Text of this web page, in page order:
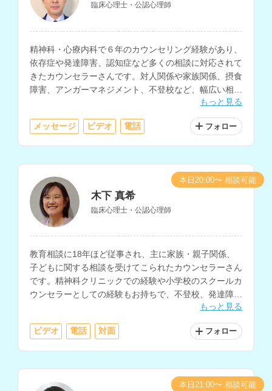
臨床心理士・公認心理師
精神科・心療内科で６年のカウンセリング経験があり、
依存症や発達障害、認知症など多くの相談に対応されて
きたカウンセラーさんです。対人関係や家族関係、摂食
障害、アンガーマネジメント、不登校など、幅広い相談
もっと見る
メッセージ ビデオ 電話 フォロー
木下 真希
臨床心理士・公認心理師
教育相談に18年ほど従事され、主に家族・親子関係、
子どもに関する相談を受けてこられたカウンセラーさん
です。精神科クリニックでの経験や小学校のスクールカ
ウンセラーとしての経験もお持ちで、不登校、発達障害
をはじめ、子どもについての相談全般を得意とされてい
もっと見る
ビデオ 電話 対面 フォロー
本日20:00〜 相談可能
本日21:00〜 相談可能